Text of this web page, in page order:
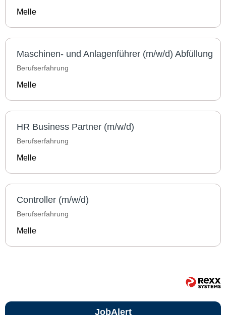
Melle
Maschinen- und Anlagenführer (m/w/d) Abfüllung
Berufserfahrung
Melle
HR Business Partner (m/w/d)
Berufserfahrung
Melle
Controller (m/w/d)
Berufserfahrung
Melle
JobAlert